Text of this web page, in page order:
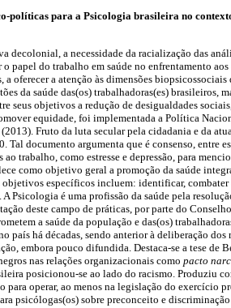
políticas para a Psicologia brasileira no
decolonial, a necessidade da racialização das
papel do trabalho em saúde no enfrentamento
oferecer a atenção às dimensões
da saúde das(os) trabalhadoras(es) brasileiros,
seus objetivos a redução de desigualdades
equidade, foi implementada a Política
Fruto da luta secular pela cidadania e da
Tal documento argumenta que é consenso, entre
trabalho, como estresse e depressão, para
como objetivo geral a promoção da saúde
específicos incluem: identificar,
Psicologia é uma profissão da saúde pela
deste campo de práticas, por parte do
a saúde da população e das(os)
país há décadas, sendo anterior à deliberação
embora pouco difundida. Destaca-se a tese
nas relações organizacionais como pacto
posicionou-se ao lado do racismo. Produziu
para operar, ao menos na legislação do exercício
psicólogas(os) sobre preconceito e